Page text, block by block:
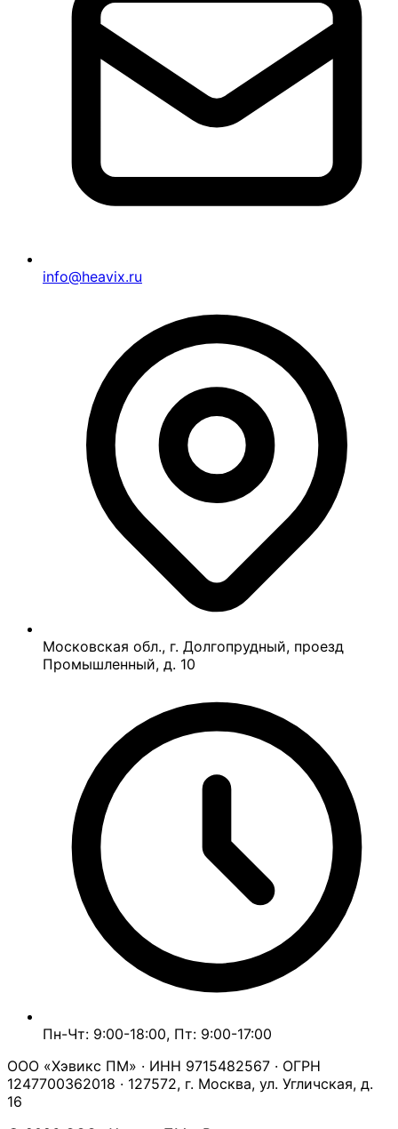
info@heavix.ru
Московская обл., г. Долгопрудный, проезд
Промышленный, д. 10
Пн-Чт: 9:00-18:00, Пт: 9:00-17:00
ООО «Хэвикс ПМ» · ИНН 9715482567 · ОГРН
1247700362018 · 127572, г. Москва, ул. Угличская, д.
16